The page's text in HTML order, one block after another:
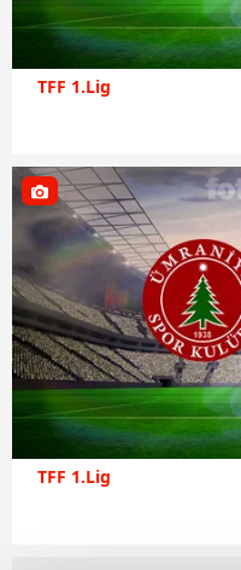
TFF 1.Lig
TFF 1.Lig